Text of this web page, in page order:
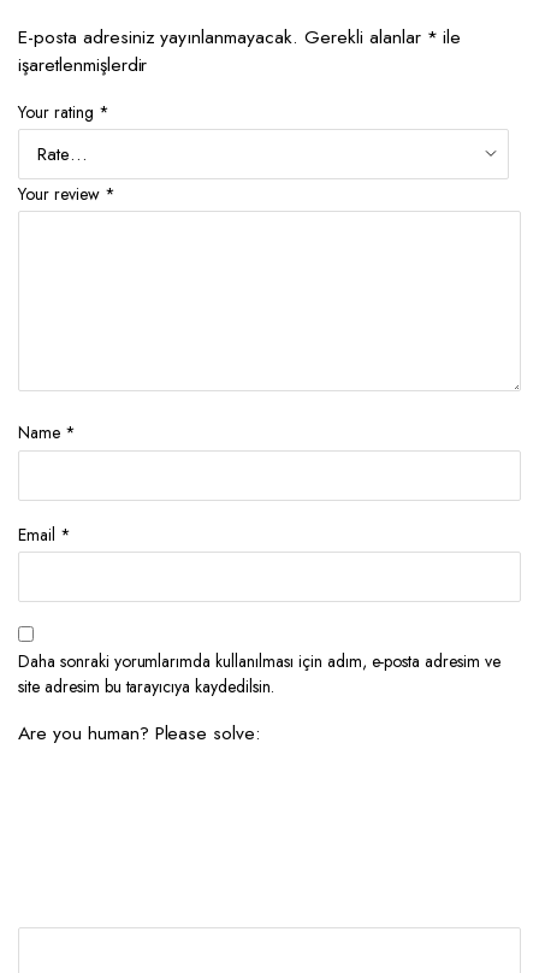
E-posta adresiniz yayınlanmayacak. Gerekli alanlar * ile
işaretlenmişlerdir
Your rating *
Your review *
Name *
Email *
Daha sonraki yorumlarımda kullanılması için adım, e-posta adresim ve
site adresim bu tarayıcıya kaydedilsin.
Are you human? Please solve: